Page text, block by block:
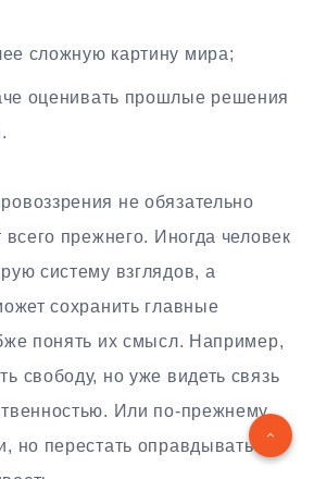
сложную картину мира;
оценивать прошлые решения
не обязательно
всего прежнего. Иногда человек
систему взглядов, а
сохранить главные
понять их смысл. Например,
свободу, но уже видеть связь
Или по-прежнему
но перестать оправдывать